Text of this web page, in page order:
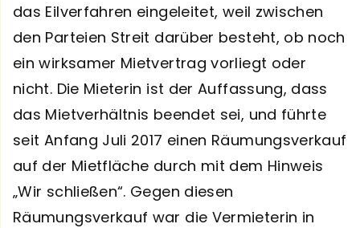
das Eilverfahren eingeleitet, weil zwischen
den Parteien Streit darüber besteht, ob noch
ein wirksamer Mietvertrag vorliegt oder
nicht. Die Mieterin ist der Auffassung, dass
das Mietverhältnis beendet sei, und führte
seit Anfang Juli 2017 einen Räumungsverkauf
auf der Mietfläche durch mit dem Hinweis
„Wir schließen“. Gegen diesen
Räumungsverkauf war die Vermieterin in